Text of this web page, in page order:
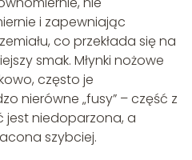
i zapewniając
co przekłada się na
smak. Młynki nożowe
często je
nierówne „fusy” – część z
jest niedoparzona, a
szybciej.